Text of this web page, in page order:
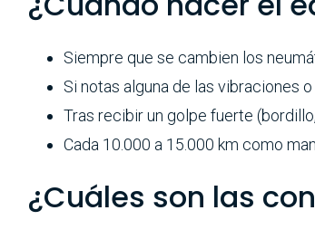
Siempre que se cambien los
Si notas alguna de las vibraciones
Tras recibir un golpe fuerte
Cada 10.000 a 15.000 km como
¿Cuáles son las